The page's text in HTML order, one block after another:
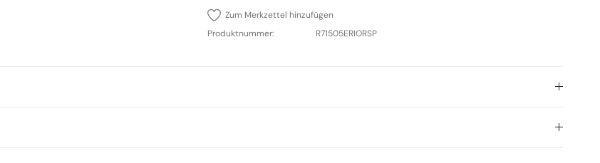
Zum Merkzettel hinzufügen
Produktnummer:
R71505ERIORSP